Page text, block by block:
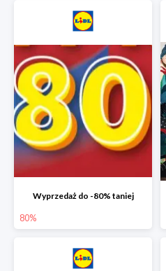
Wyprzedaż do -80% taniej
80%